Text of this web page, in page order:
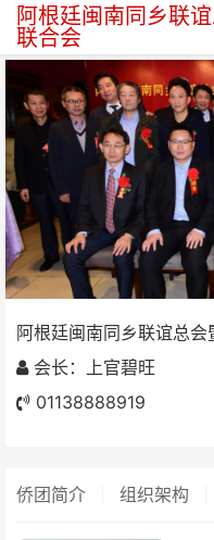
阿根廷闽南同乡联
联合会
阿根廷闽南同乡联谊总
会长：上官碧旺
01138888919
侨团简介 组织架构
阿根廷闽南同乡联
商企业联合会